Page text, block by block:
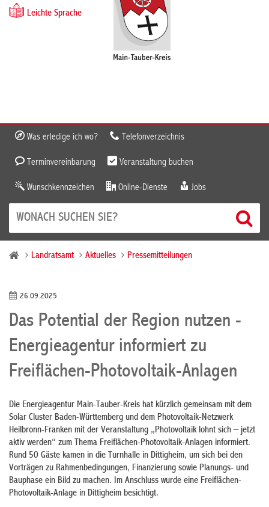
Leichte Sprache
Was erledige ich wo? Telefonverzeichnis
Terminvereinbarung Veranstaltung buchen
Wunschkennzeichen Online-Dienste Jobs
Landratsamt Aktuelles Pressemitteilungen
26.09.2025
Das Potential der Region nutzen -
Energieagentur informiert zu
Freiflächen-Photovoltaik-Anlagen
Die Energieagentur Main-Tauber-Kreis hat kürzlich gemeinsam mit dem
Solar Cluster Baden-Württemberg und dem Photovoltaik-Netzwerk
Heilbronn-Franken mit der Veranstaltung „Photovoltaik lohnt sich – jetzt
aktiv werden“ zum Thema Freiflächen-Photovoltaik-Anlagen informiert.
Rund 50 Gäste kamen in die Turnhalle in Dittigheim, um sich bei den
Vorträgen zu Rahmenbedingungen, Finanzierung sowie Planungs- und
Bauphase ein Bild zu machen. Im Anschluss wurde eine Freiflächen-
Photovoltaik-Anlage in Dittigheim besichtigt.